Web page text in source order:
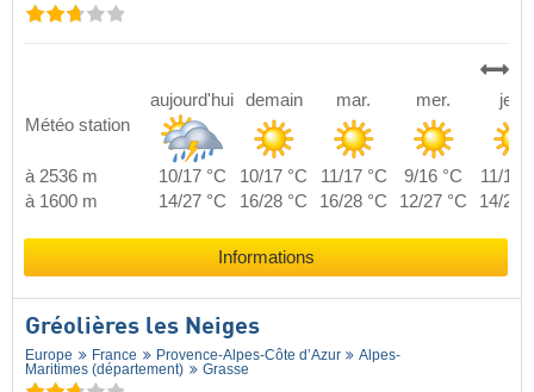
Météo station
aujourd'hui demain mar. mer. jeu.
à 2536 m 10/17 °C 10/17 °C 11/17 °C 9/16 °C
11/17
à 1600 m
14/27 °C 16/28 °C 16/28 °C 12/27 °C 14/28
Informations
Gréolières les Neiges
Europe France Provence-Alpes-Côte d’Azur
Alpes-
Maritimes (département)
Grasse